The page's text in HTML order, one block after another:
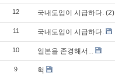
12 국내도입이 시급하다. (2)
11 국내도입이 시급하다.
10 일본을 존경해서...
9 헉